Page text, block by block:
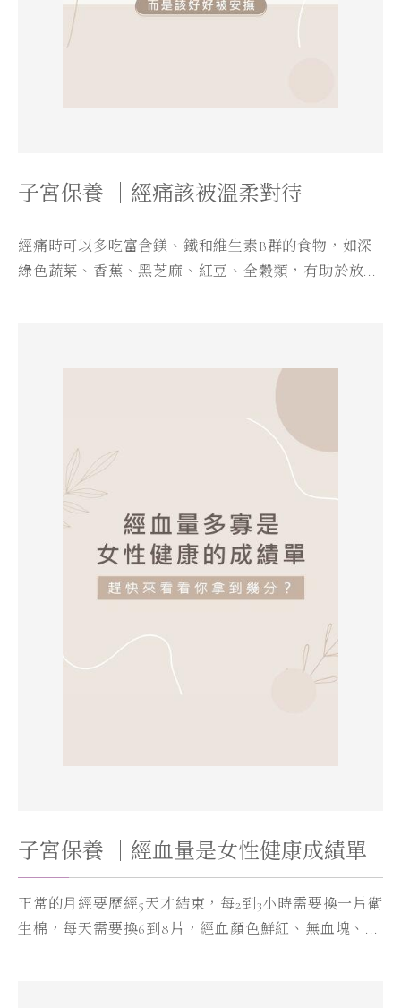
子宮保養 ｜經痛該被溫柔對待
經痛時可以多吃富含鎂、鐵和維生素B群的食物，如深
綠色蔬菜、香蕉、黑芝麻、紅豆、全穀類，有助於放...
子宮保養 ｜經血量是女性健康成績單
正常的月經要歷經5天才結束，每2到3小時需要換一片衛
生棉，每天需要換6到8片，經血顏色鮮紅、無血塊、...